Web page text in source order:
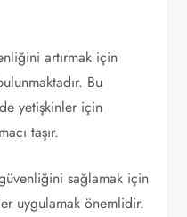
artırmak için
Bu
yetişkinler için
taşır.
sağlamak için
uygulamak önemlidir.